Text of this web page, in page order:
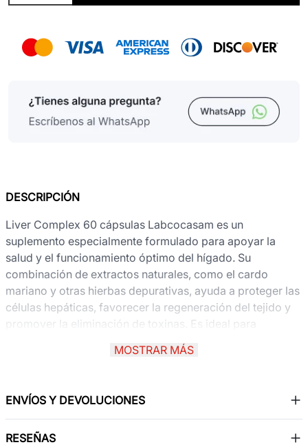
DESCRIPCIÓN
Liver Complex 60 cápsulas Labcocasam es un
suplemento especialmente formulado para apoyar la
salud y el funcionamiento óptimo del hígado. Su
combinación de extractos naturales, como el cardo
mariano y otras hierbas depurativas, ayuda a proteger las
células hepáticas, favorecer la regeneración del tejido y
promover la eliminación de toxinas. Es ideal para
personas que desean mantener un hígado sano,
especialmente aquellas con dietas altas en grasas,
una dosificación precisa y un consumo práctico,
integrándose fácilmente en la rutina diaria para un
cuidado hepático efectivo.
MOSTRAR MÁS
ENVÍOS Y DEVOLUCIONES
RESEÑAS